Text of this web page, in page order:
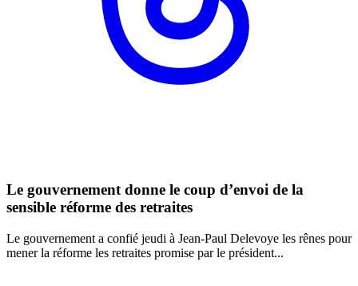
Le gouvernement donne le coup d’envoi de la
sensible réforme des retraites
Le gouvernement a confié jeudi à Jean-Paul Delevoye les rênes pour
mener la réforme les retraites promise par le président...